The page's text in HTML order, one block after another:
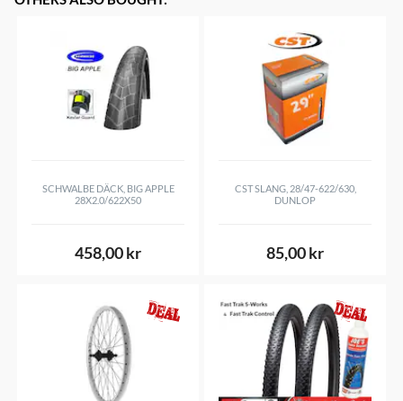
SCHWALBE DÄCK, BIG APPLE
28X2.0/622X50
458,00 kr
CST SLANG, 28/47-622/630,
DUNLOP
85,00 kr